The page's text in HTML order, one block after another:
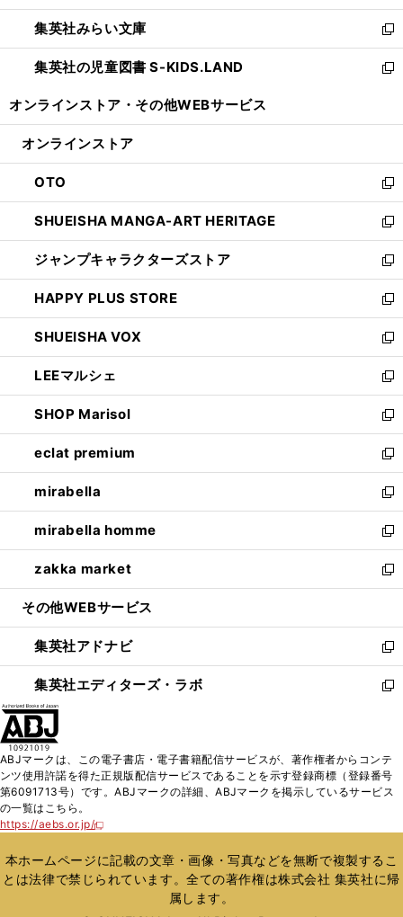
開
く
ウ
で
開
く
ン
ド
ウ
で
ウ
ィ
ン
ド
開
集英社みらい文庫
新
し
い
ン
ウ
で
開
く
集英社の児童図書 S-KIDS.LAND
新
ウ
ン
ド
ウ
で
開
く
オンラインストア・ その他WEBサービス
オンラインストア
OTO
新
し
い
ウ
ィ
ン
ド
ウ
で
開
く
SHUEISHA MANGA-ART HERITAGE
新
し
い
ウ
ィ
ン
ド
ウ
で
開
く
ジャンプキャラクターズストア
新
し
い
ウ
ィ
ン
ド
ウ
で
開
く
HAPPY PLUS STORE
新
し
い
ウ
ィ
ン
ド
ウ
で
開
く
SHUEISHA VOX
新
し
い
ウ
ィ
ン
ド
ウ
で
開
く
LEEマルシェ
新
し
い
ウ
ィ
ン
ド
ウ
で
開
く
SHOP Marisol
新
し
い
ウ
ィ
ン
ド
ウ
で
開
eclat premium
新
し
い
ウ
ィ
ン
ド
ウ
開
く
mirabella
新
し
い
ウ
ィ
ン
ウ
で
開
く
mirabella homme
新
し
い
ウ
ン
ド
ウ
で
zakka market
新
し
ウ
ィ
ン
ド
く
その他WEBサービス
集英社アドナビ
新
し
い
ド
ウ
で
集英社エディターズ・ラボ
新
ィ
ン
開
く
ABJマークは、この電子書店・電子書籍配信サービスが、著作権者からコンテ
ンツ使用許諾を得た正規版配信サービスであることを示す登録商標（登録番号
第6091713号）です。ABJマークの詳細、ABJマークを掲示しているサービス
の一覧はこちら。
https://aebs.or.jp/
新
い
ウ
ィ
本ホームページに記載の文章・画像・写真などを無断で複製するこ
とは法律で禁じられています。全ての著作権は株式会社 集英社に帰
属します。